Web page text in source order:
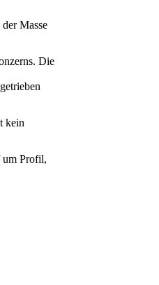
Masse
Die
kein
um Profil,